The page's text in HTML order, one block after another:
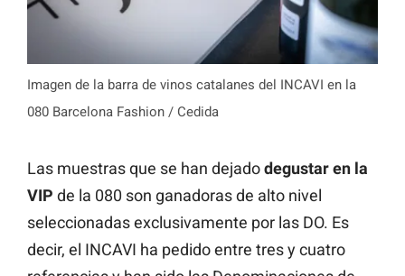
Imagen de la barra de vinos catalanes del INCAVI en la
080 Barcelona Fashion / Cedida
Las muestras que se han dejadodegustar en la
VIP de la 080 son ganadoras de alto nivel
seleccionadas exclusivamente por las DO. Es
decir, el INCAVI ha pedido entre tres y cuatro